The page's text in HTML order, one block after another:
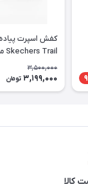
کفش اسپرت
Skechers Trail مشکی سفید
3,500,000
3,199,000 تومان
کالا